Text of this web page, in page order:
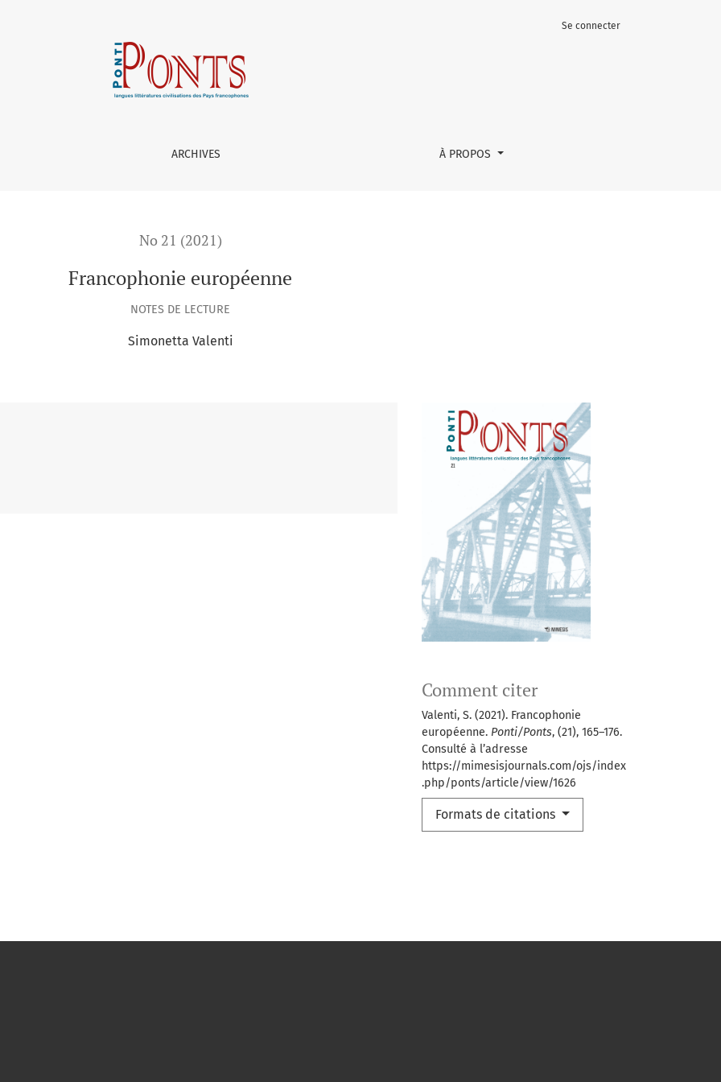
ARCHIVES À PROPOS
Se connecter
No 21 (2021)
Francophonie européenne
NOTES DE LECTURE
Simonetta Valenti
Comment citer
Valenti, S. (2021). Francophonie
européenne. Ponti/Ponts, (21), 165–176.
Consulté à l’adresse
https://mimesisjournals.com/ojs/index
.php/ponts/article/view/1626
Formats de citations